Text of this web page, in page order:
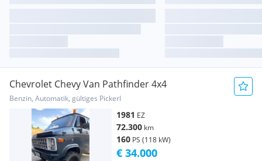
Chevrolet Chevy Van Pathfinder 4x4
Benzin, Automatik, gültiges Pickerl
1981 EZ
72.300 km
160 PS (118 kW)
€ 34.000